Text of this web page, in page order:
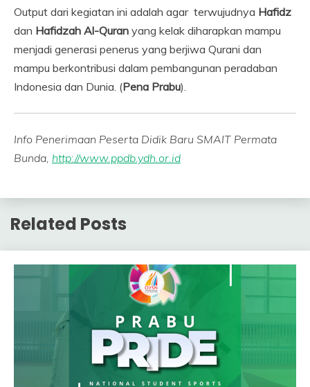
Output dari kegiatan ini adalah agar terwujudnya Hafidz
dan Hafidzah Al-Quran yang kelak diharapkan mampu
menjadi generasi penerus yang berjiwa Qurani dan
mampu berkontribusi dalam pembangunan peradaban
Indonesia dan Dunia. (Pena Prabu).
Info Penerimaan Peserta Didik Baru SMAIT Permata
Bunda, http://www.ppdb.ydh.or.id
Related Posts